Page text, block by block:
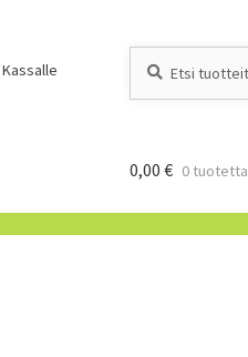
Kassalle
0,00 € 0 tuotetta